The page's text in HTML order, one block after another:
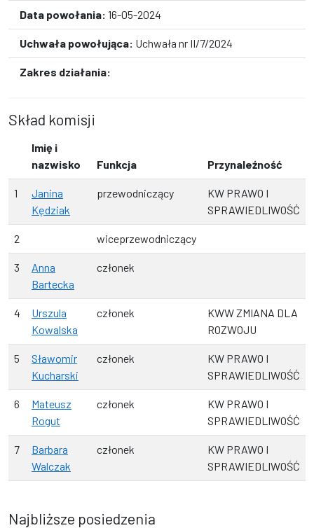
Data powołania: 16-05-2024
Uchwała powołująca: Uchwała nr II/7/2024
Zakres działania:
Skład komisji
Imię i
nazwisko
Funkcja Przynaleźność
1
Janina
Kędziak
przewodniczący
KW PRAWO I
SPRAWIEDLIWOŚĆ
2 wiceprzewodniczący
3
Anna
Bartecka
członek
4
Urszula
Kowalska
członek
KWW ZMIANA DLA
ROZWOJU
5
Sławomir
Kucharski
członek
KW PRAWO I
SPRAWIEDLIWOŚĆ
6
Mateusz
Rogut
członek
KW PRAWO I
SPRAWIEDLIWOŚĆ
7
Barbara
Walczak
członek
KW PRAWO I
SPRAWIEDLIWOŚĆ
Najbliższe posiedzenia